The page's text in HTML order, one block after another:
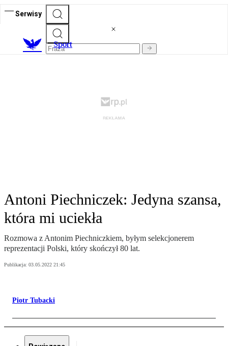
Serwisy
Sport
Antoni Piechniczek: Jedyna szansa,
która mi uciekła
Rozmowa z Antonim Piechniczkiem, byłym selekcjonerem
reprezentacji Polski, który skończył 80 lat.
Publikacja: 03.05.2022 21:45
Piotr Tubacki